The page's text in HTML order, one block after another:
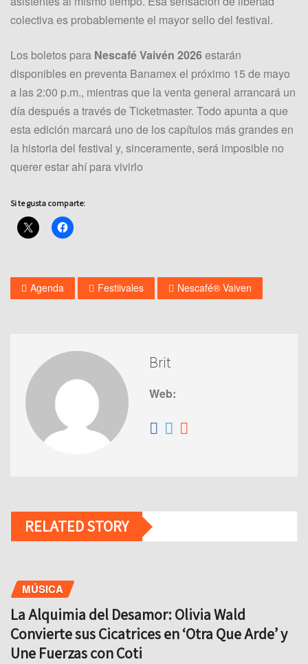
colectiva es probablemente el mayor sello del festival.
Los boletos para Nescafé Vaivén 2026estarán
disponibles en preventa Banamex el próximo 15 de mayo
a las 2:00 p.m., mientras que la venta general arrancará un
día después a través de Ticketmaster. Todo apunta a que
esta edición marcará uno de los capítulos más grandes en
la historia del festival y, sinceramente, será imposible no
querer estar ahí para vivirlo
Si te gusta comparte:
Agenda Festiivales Nescafé® Vaiven
Brit
Web:
RELATED STORY
MÚSICA
La Alquimia del Desamor: Olivia Wald
Convierte sus Cicatrices en ‘Otra Que Arde’ y
Une Fuerzas con Coti